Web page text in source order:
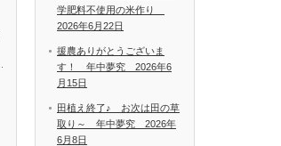
学肥料不使用の米作り
2026年6月22日
援農ありがとうございま
す！ 年中夢究 2026年6
月15日
田植え終了♪ お次は田の草
取り～ 年中夢究 2026年
6月8日